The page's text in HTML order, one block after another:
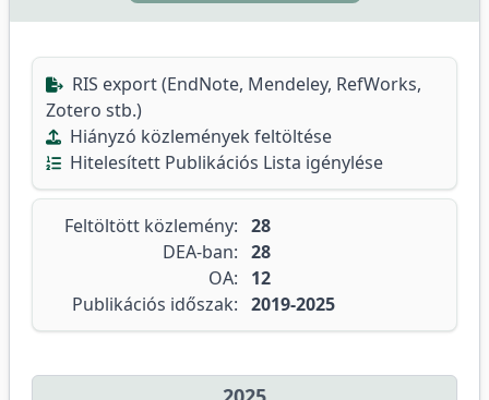
RIS export (EndNote, Mendeley, RefWorks,
Zotero stb.)
Hiányzó közlemények feltöltése
Hitelesített Publikációs Lista igénylése
Feltöltött közlemény: 28
DEA-ban: 28
OA:
12
Publikációs időszak: 2019-2025